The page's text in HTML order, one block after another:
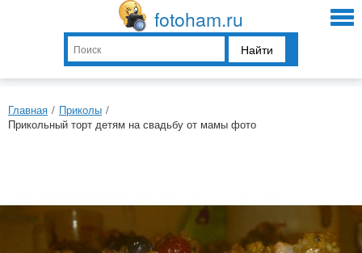
fotoham.ru
Найти
Главная / Приколы /
Прикольный торт детям на свадьбу от мамы фото